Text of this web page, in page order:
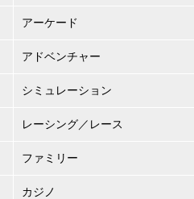
アーケード
アドベンチャー
シミュレーション
レーシング／レース
ファミリー
カジノ